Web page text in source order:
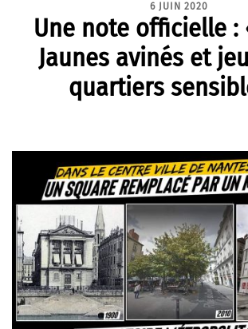
6 JUIN 2020
Une note officielle :
Jaunes avinés et
quartiers